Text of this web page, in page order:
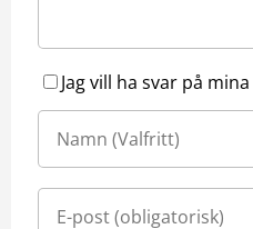
Jag vill ha svar på